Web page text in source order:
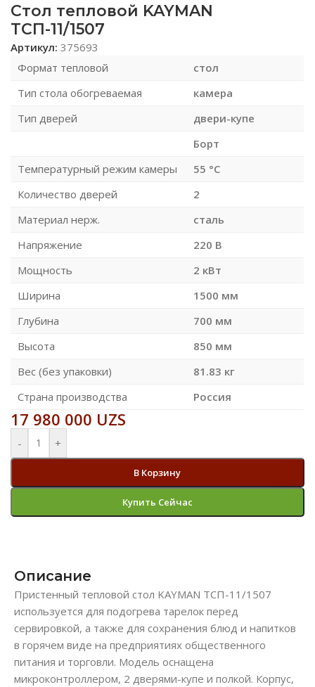
Стол тепловой KAYMAN
ТСП-11/1507
Артикул: 375693
Формат тепловой
стол
Тип стола обогреваемая
камера
Тип дверей
двери-купе
Борт
Температурный режим камеры
55 °С
Количество дверей
2
Материал нерж.
сталь
Напряжение
220 В
Мощность
2 кВт
Ширина
1500 мм
Глубина
700 мм
Высота
850 мм
Вес (без упаковки)
81.83 кг
Страна производства
Россия
17 980 000 UZS
- +
В Корзину
Купить Сейчас
Описание
Пристенный тепловой стол KAYMAN ТСП-11/1507
используется для подогрева тарелок перед
сервировкой, а также для сохранения блюд и напитков
в горячем виде на предприятиях общественного
питания и торговли. Модель оснащена
микроконтроллером, 2 дверями-купе и полкой. Корпус,